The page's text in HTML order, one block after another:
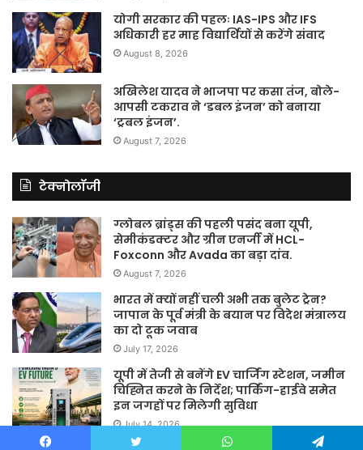
योगी सरकार की पहलः IAS-IPS और IFS
अधिकारी हर माह विद्यार्थियों से करेंगे संवाद
August 8, 2026
अखिलेश यादव ने भाजपा पर कसा तंज, बोले-
आपसी टकराव ने ‘डबल इंजन’ को बनाया
‘ट्रबल इंजन’.
August 7, 2026
टेक्नोलॉजी
ग्लोबल ब्रांड्स की पहली पसंद बना यूपी,
सेमीकंडक्टर और ग्रीन एनर्जी में HCL-
Foxconn और Avada का बड़ा दांव.
August 7, 2026
भारत में क्यों नहीं चली अभी तक बुलेट ट्रेन?
जापान के पूर्व मंत्री के बयान पर विदेश मंत्रालय
का दो टूक जवाब
July 17, 2026
यूपी में तेजी से बनेंगे EV चार्जिंग स्टेशन, जमीन
चिह्नित करने के निर्देश; पार्किंग-हाईवे समेत
इन जगहों पर मिलेगी सुविधा
July 14, 2026